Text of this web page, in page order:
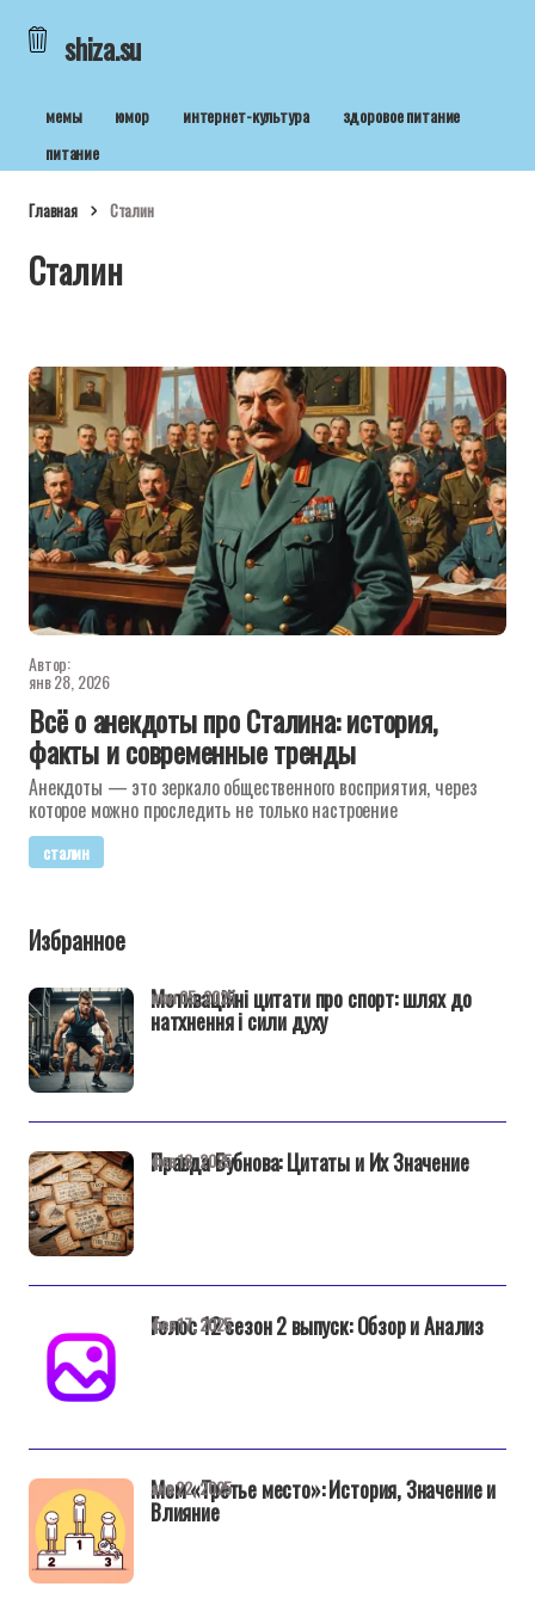
shiza.su
мемы юмор интернет-культура
здоровое питание
питание
Главная Сталин
Сталин
Автор:
янв 28, 2026
Всё о анекдоты про Сталина: история,
факты и современные тренды
Анекдоты — это зеркало общественного восприятия, через
которое можно проследить не только настроение
сталин
Избранное
Мотиваційні цитати про спорт: шлях до
натхнення і сили духу
июн 05, 2025
Правда Бубнова: Цитаты и Их Значение
фев 18, 2025
Голос 12 сезон 2 выпуск: Обзор и Анализ
фев 17, 2025
Мем «Третье место»: История, Значение и
Влияние
янв 22, 2025